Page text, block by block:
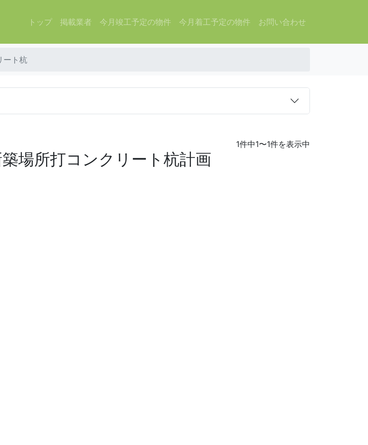
トップ 掲載業者 今月竣工予定の物件 今月着工予定の物件 お問い合わせ
ート杭
1件中1〜1件を表示中
場所打コンクリート杭計画